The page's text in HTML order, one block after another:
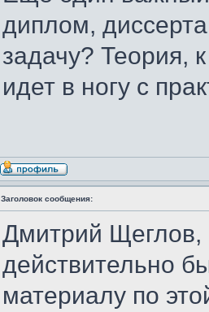
диплом,
задачу? Теория,
идет в ногу с
Заголовок сообщения:
Дмитрий Щеглов,
действительно
материалу по